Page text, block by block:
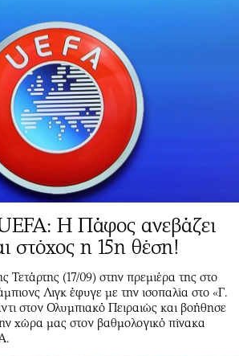
Η Πάφος ανεβάζει
στόχος η 15η θέση!
(17/09) στην πρεμιέρα της στο
Λιγκ έφυγε με την ισοπαλία στο «Γ.
στον Ολυμπιακό Πειραιώς και βοήθησε
χώρα μας στον βαθμολογικό πίνακα